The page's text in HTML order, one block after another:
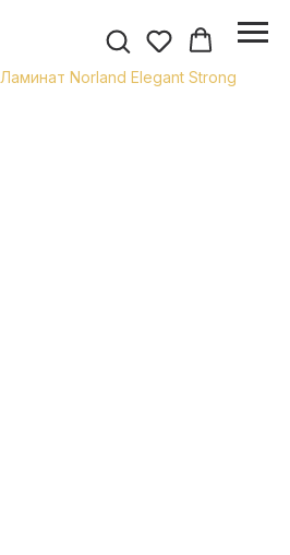
Ламинат Norland Elegant Strong